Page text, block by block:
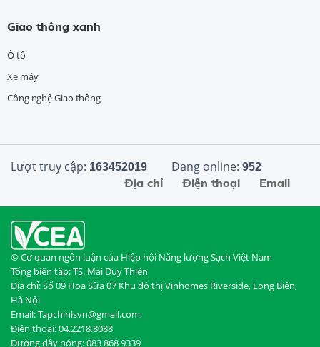
Giao thông xanh
Ô tô
Xe máy
Công nghệ Giao thông
Lượt truy cập: 163452019 Đang online: 952
Email
Điện thoại
Địa chỉ
© Cơ quan ngôn luận của Hiệp hội Năng lượng Sạch Việt Nam
Tổng biên tập: TS. Mai Duy Thiện
Địa chỉ: Số 09 Hoa Sữa 07 Khu đô thị Vinhomes Riverside, Long Biên,
Hà Nội
Email: Tapchinlsvn@gmail.com;
Điện thoại: 04.2218.8088
Đường dây nóng: 083 868 9339